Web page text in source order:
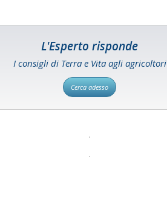
L'Esperto risponde
I consigli di Terra e Vita agli agricoltori
Cerca adesso